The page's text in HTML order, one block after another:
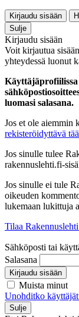
Kirjaudu sisään
Sulje
Kirjaudu sisään
Voit kirjautua
yhteydessä luonut
luomasi salasana.
Jos et ole aiemmin
rekisteröidyttävä
Jos sinulle tulee
rakennuslehti.fi-
Jos sinulle ei tule
oikeuden
lukemaan lukittuja
Tilaa Rakennuslehti
Sähköposti tai
Salasana
Kirjaudu sisään
Muista minut
Unohditko
Sulje